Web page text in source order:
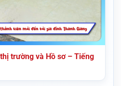
trường và Hồ sơ – Tiếng